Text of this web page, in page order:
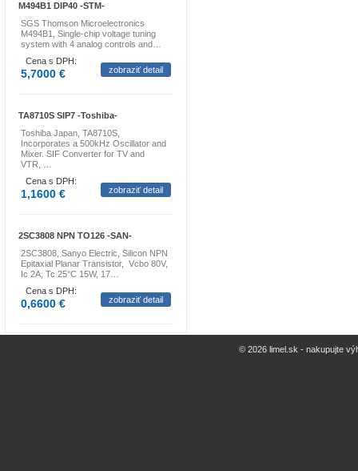
M494B1 DIP40 -STM-
SGS Thomson Microelectronics
M494B1, Single-chip voltage tuning
system with 4 analog controls and…
Cena s DPH:
5,7000 € zobraziť detail
TA8710S SIP7 -Toshiba-
Toshiba Japan, TA8710S,
Incorporates a 500kHz Oscillator and
Mixer. SIF Converter for TV and
VTR, …
Cena s DPH:
1,1600 € zobraziť detail
2SC3808 NPN TO126 -SAN-
2SC3808, Sanyo Electric, Silicon NPN
Epitaxial Planar Transistor, Vcbo 80V,
Ic 2A, Tc 25°C 15W, 17…
Cena s DPH:
0,6600 € zobraziť detail
© 2026 limel.sk - nakupujte